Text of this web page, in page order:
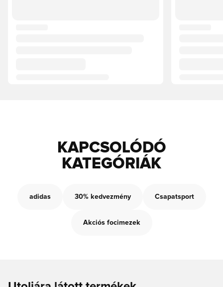
KAPCSOLÓDÓ
KATEGÓRIÁK
adidas 30% kedvezmény Csapatsport
Akciós focimezek